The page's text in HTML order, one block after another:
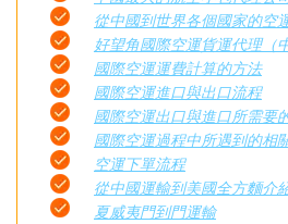
從中國到世界各個國家的空
好望角國際空運貨運代理（
國際空運運費計算的方法
國際空運進口與出口流程
國際空運出口與進口所需要
國際空運過程中所遇到的相
空運下單流程
從中國運輸到美國全方麵介
夏威夷門到門運輸